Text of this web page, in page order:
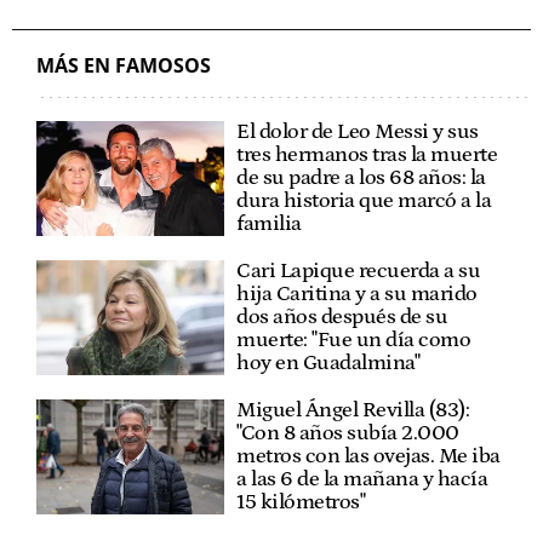
MÁS EN FAMOSOS
El dolor de Leo Messi y sus
tres hermanos tras la muerte
de su padre a los 68 años: la
dura historia que marcó a la
familia
Cari Lapique recuerda a su
hija Caritina y a su marido
dos años después de su
muerte: "Fue un día como
hoy en Guadalmina"
Miguel Ángel Revilla (83):
"Con 8 años subía 2.000
metros con las ovejas. Me iba
a las 6 de la mañana y hacía
15 kilómetros"